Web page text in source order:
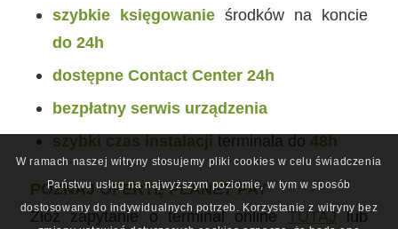
szybkie księgowanie środków na koncie
do 24h
dostępne Contact Center 24h
bezpłatny serwis urządzenia
szybki czas instalacji terminala do 48h
POZNAJ OFERTĘ PLANET PAY
Złóż zapytanie o terminal onlineTUTAJlub
W ramach naszej witryny stosujemy pliki cookies w celu świadczenia
Państwu usług na najwyższym poziomie, w tym w sposób
dostosowany do indywidualnych potrzeb. Korzystanie z witryny bez